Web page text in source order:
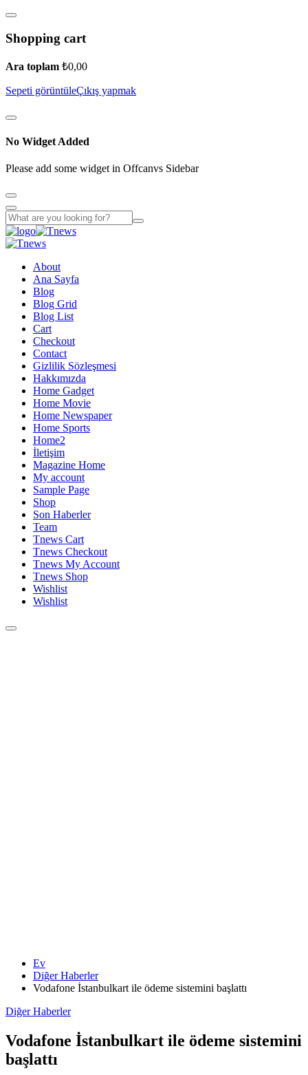
Shopping cart
Ara toplam ₺0,00
Sepeti görüntüleÇıkış yapmak
No Widget Added
Please add some widget in Offcanvs Sidebar
About
Ana Sayfa
Blog
Blog Grid
Blog List
Cart
Checkout
Contact
Gizlilik Sözleşmesi
Hakkımızda
Home Gadget
Home Movie
Home Newspaper
Home Sports
Home2
İletişim
Magazine Home
My account
Sample Page
Shop
Son Haberler
Team
Tnews Cart
Tnews Checkout
Tnews My Account
Tnews Shop
Wishlist
Wishlist
Ev
Diğer Haberler
Vodafone İstanbulkart ile ödeme sistemini başlattı
Diğer Haberler
Vodafone İstanbulkart ile ödeme sistemini
başlattı